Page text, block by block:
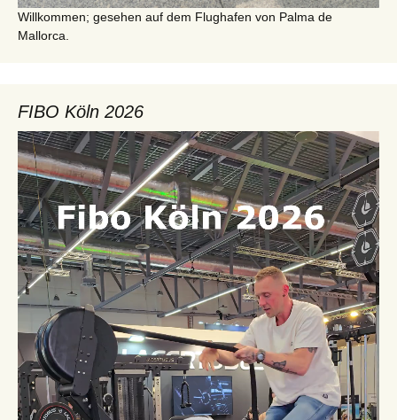
Willkommen; gesehen auf dem Flughafen von Palma de
Mallorca.
FIBO Köln 2026
Video-
Player